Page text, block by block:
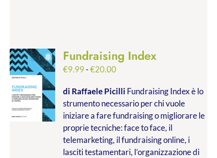
Fundraising Index
€9.99-€20.00Fascia
prezzo:
da
€9.99
a
€20.00
di Raffaele Picilli Fundraising Index è lo
strumento necessario per chi vuole
iniziare a fare fundraising o migliorare le
proprie tecniche: face to face, il
telemarketing, il fundraising online, i
lasciti testamentari, l’organizzazione di